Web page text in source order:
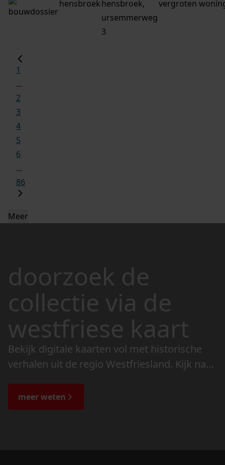
hensbroekhensbroek,
ursemmerweg
3
vergroten
1
...
2
3
4
5
6
...
86
Meer
doorzoek de
collectie via de
westfriese kaart
Bekijk digitale kaarten vol met historische
verhalen uit de regio Westfriesland. Kijk naar
de bijzondere verhalen.
meer weten